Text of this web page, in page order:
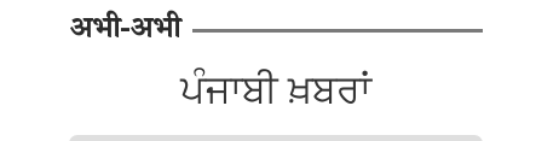
अभी-अभी
ਪੰਜਾਬੀ ਖ਼ਬਰਾਂ